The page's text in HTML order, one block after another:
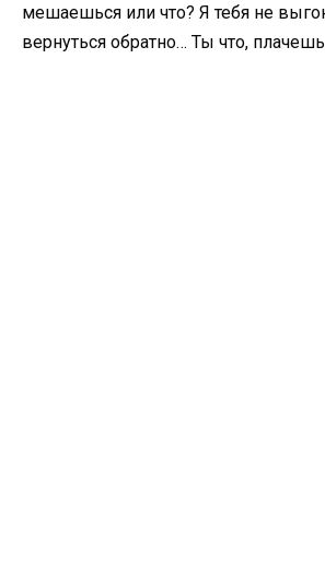
мешаешься или что? Я тебя не
вернуться обратно… Ты что,